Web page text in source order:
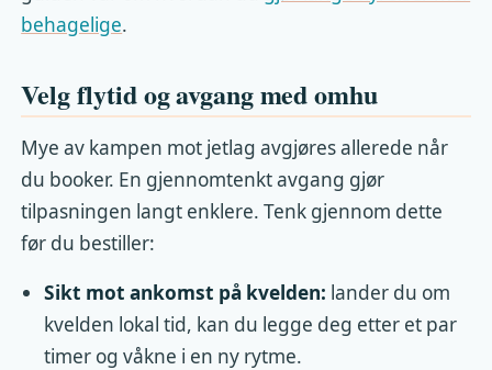
behagelige.
Velg flytid og avgang med omhu
Mye av kampen mot jetlag avgjøres allerede når
du booker. En gjennomtenkt avgang gjør
tilpasningen langt enklere. Tenk gjennom dette
før du bestiller:
Sikt mot ankomst på kvelden: lander du om
kvelden lokal tid, kan du legge deg etter et par
timer og våkne i en ny rytme.